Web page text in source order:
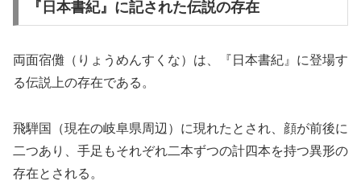
『日本書紀』に記された伝説の存在
両面宿儺（りょうめんすくな）は、『日本書紀』に登場す
る伝説上の存在である。
飛騨国（現在の岐阜県周辺）に現れたとされ、顔が前後に
二つあり、手足もそれぞれ二本ずつの計四本を持つ異形の
存在とされる。